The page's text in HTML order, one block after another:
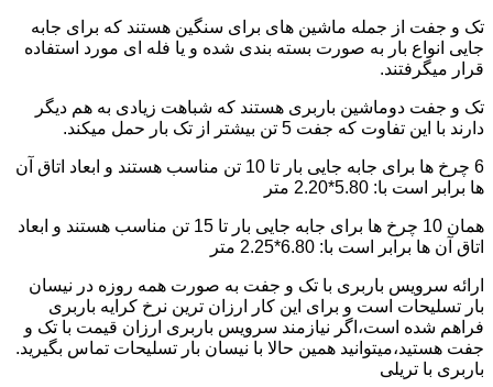
تک و جفت از جمله ماشین های برای سنگین هستند که برای جابه
جایی انواع بار به صورت بسته بندی شده و یا فله ای مورد استفاده
قرار میگرفتند.
تک و جفت دوماشین باربری هستند که شباهت زیادی به هم دیگر
دارند با این تفاوت که جفت 5 تن بیشتر از تک بار حمل میکند.
6 چرخ ها برای جابه جایی بار تا 10 تن مناسب هستند و ابعاد اتاق آن
ها برابر است با: 5.80*2.20 متر
همان 10 چرخ ها برای جابه جایی بار تا 15 تن مناسب هستند و ابعاد
اتاق آن ها برابر است با: 6.80*2.25 متر
ارائه سرویس باربری با تک و جفت به صورت همه روزه در نیسان
بار تسلیحات است و برای این کار ارزان ترین نرخ کرایه باربری
فراهم شده است،اگر نیازمند سرویس باربری ارزان قیمت با تک و
جفت هستید،میتوانید همین حالا با نیسان بار تسلیحات تماس بگیرید.
باربری با تریلی